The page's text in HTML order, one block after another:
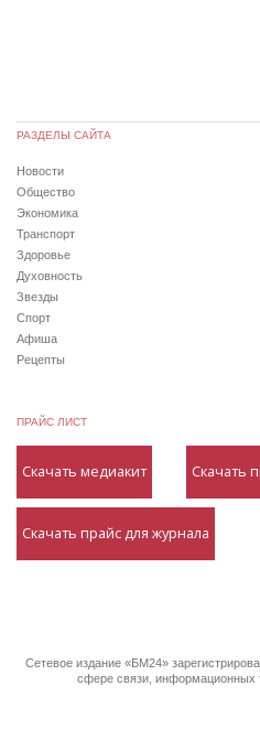
РАЗДЕЛЫ САЙТА
Новости
Общество
Экономика
Транспорт
Здоровье
Духовность
Звезды
Спорт
Афиша
Рецепты
ПРАЙС ЛИСТ
Скачать медиакит Скачать
Скачать прайс для журнала
Сетевое издание «БМ24»
сфере связи, информационных